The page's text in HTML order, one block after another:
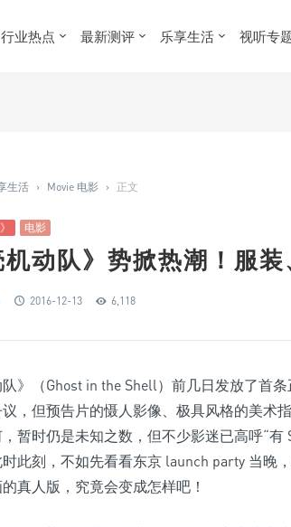
行业热点 最新测评 乐享生活 视听专
生活 › Movie 电影 › 正文
电影
机动队》势掀热潮！服
2016-12-13 6,118
队》（Ghost in the Shell）前几日发放了首
，但预告片的慑人影像、极具风格的美术
暂时仍是未知之数，但不少影迷已高呼“
此刻，不如先看看东京 launch party 当晚
真人版，究竟会变成怎样吧！